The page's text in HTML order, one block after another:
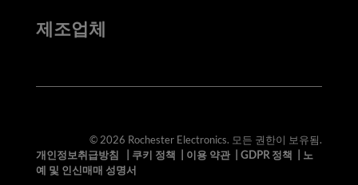
제조업체
© 2026 Rochester Electronics. 모든 권한이 보유됨.
개인정보취급방침
쿠키 정책 이용 약관| GDPR 정책
노
예 및 인신매매 성명서